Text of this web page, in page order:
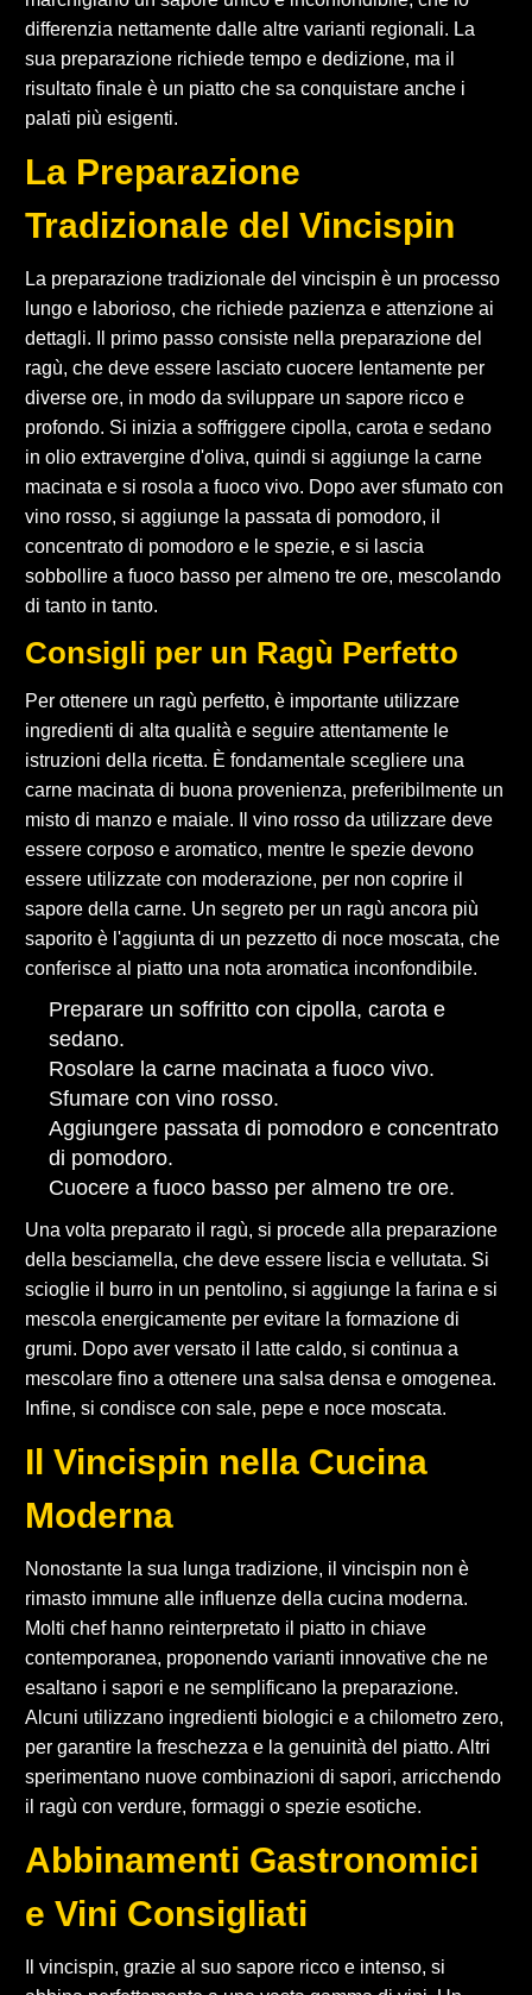
differenzia nettamente dalle altre varianti regionali. La
sua preparazione richiede tempo e dedizione, ma il
risultato finale è un piatto che sa conquistare anche i
palati più esigenti.
La Preparazione
Tradizionale del Vincispin
La preparazione tradizionale del vincispin è un processo
lungo e laborioso, che richiede pazienza e attenzione ai
dettagli. Il primo passo consiste nella preparazione del
ragù, che deve essere lasciato cuocere lentamente per
diverse ore, in modo da sviluppare un sapore ricco e
profondo. Si inizia a soffriggere cipolla, carota e sedano
in olio extravergine d'oliva, quindi si aggiunge la carne
macinata e si rosola a fuoco vivo. Dopo aver sfumato con
vino rosso, si aggiunge la passata di pomodoro, il
concentrato di pomodoro e le spezie, e si lascia
sobbollire a fuoco basso per almeno tre ore, mescolando
di tanto in tanto.
Consigli per un Ragù Perfetto
Per ottenere un ragù perfetto, è importante utilizzare
ingredienti di alta qualità e seguire attentamente le
istruzioni della ricetta. È fondamentale scegliere una
carne macinata di buona provenienza, preferibilmente un
misto di manzo e maiale. Il vino rosso da utilizzare deve
essere corposo e aromatico, mentre le spezie devono
essere utilizzate con moderazione, per non coprire il
sapore della carne. Un segreto per un ragù ancora più
saporito è l'aggiunta di un pezzetto di noce moscata, che
conferisce al piatto una nota aromatica inconfondibile.
Preparare un soffritto con cipolla, carota e
sedano.
Rosolare la carne macinata a fuoco vivo.
Sfumare con vino rosso.
Aggiungere passata di pomodoro e concentrato
di pomodoro.
Cuocere a fuoco basso per almeno tre ore.
Una volta preparato il ragù, si procede alla preparazione
della besciamella, che deve essere liscia e vellutata. Si
scioglie il burro in un pentolino, si aggiunge la farina e si
mescola energicamente per evitare la formazione di
grumi. Dopo aver versato il latte caldo, si continua a
mescolare fino a ottenere una salsa densa e omogenea.
Infine, si condisce con sale, pepe e noce moscata.
Il Vincispin nella Cucina
Moderna
Nonostante la sua lunga tradizione, il vincispin non è
rimasto immune alle influenze della cucina moderna.
Molti chef hanno reinterpretato il piatto in chiave
contemporanea, proponendo varianti innovative che ne
esaltano i sapori e ne semplificano la preparazione.
Alcuni utilizzano ingredienti biologici e a chilometro zero,
per garantire la freschezza e la genuinità del piatto. Altri
sperimentano nuove combinazioni di sapori, arricchendo
il ragù con verdure, formaggi o spezie esotiche.
Abbinamenti Gastronomici
e Vini Consigliati
Il vincispin, grazie al suo sapore ricco e intenso, si